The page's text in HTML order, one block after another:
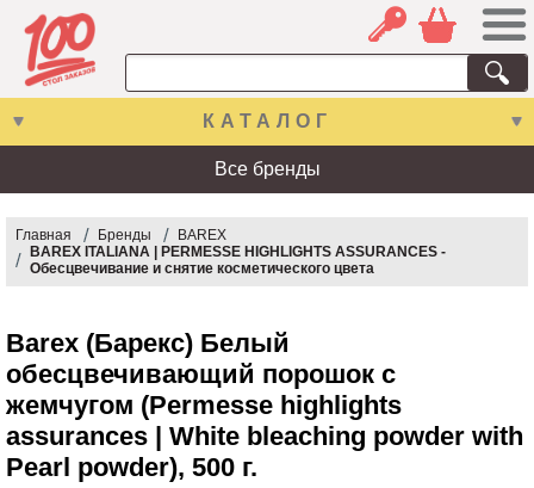
КАТАЛОГ
Все бренды
Главная Бренды
BAREX
BAREX ITALIANA | PERMESSE HIGHLIGHTS ASSURANCES -
Обесцвечивание и снятие косметического цвета
Barex (Барекс) Белый
обесцвечивающий порошок с
жемчугом (Permesse highlights
assurances | White bleaching powder with
Pearl powder), 500 г.